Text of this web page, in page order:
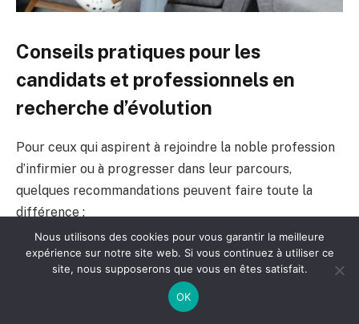
Conseils pratiques pour les
candidats et professionnels en
recherche d’évolution
Pour ceux qui aspirent à rejoindre la noble profession
d’infirmier ou à progresser dans leur parcours,
quelques recommandations peuvent faire toute la
différence :
Soignez la rédaction de votre CV en mettant en
avant vos expériences, vos stages et vos
compétences spécifiques.
Nous utilisons des cookies pour vous garantir la meilleure
expérience sur notre site web. Si vous continuez à utiliser ce
site, nous supposerons que vous en êtes satisfait.
OK